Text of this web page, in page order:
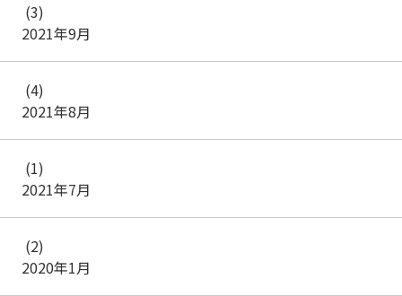
2021年9月
(3)
2021年8月
(4)
2021年7月
(1)
2020年1月
(2)